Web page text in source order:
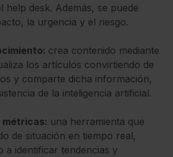
help desk. Además, se puede
la urgencia y el riesgo.
crea contenido mediante
los artículos convirtiendo de
y comparte dicha información,
de la inteligencia artificial.
métricas: una herramienta que
de situación en tiempo real,
a identificar tendencias y